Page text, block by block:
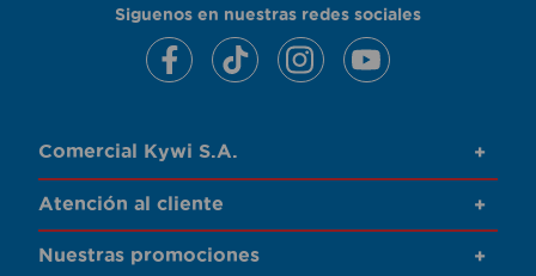
Siguenos en nuestras redes sociales
Comercial Kywi S.A. +
Atención al cliente +
Nuestras promociones +